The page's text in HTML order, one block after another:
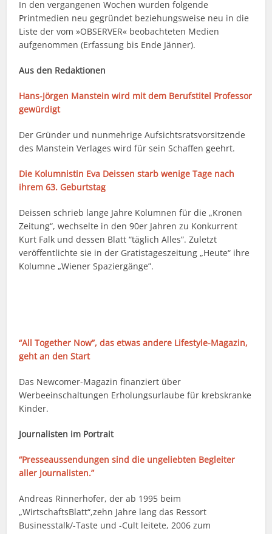
In den vergangenen Wochen wurden folgende
Printmedien neu gegründet beziehungsweise neu in die
Liste der vom »OBSERVER« beobachteten Medien
aufgenommen (Erfassung bis Ende Jänner).
Aus den Redaktionen
Hans-Jörgen Manstein wird mit dem Berufstitel Professor
gewürdigt
Der Gründer und nunmehrige Aufsichtsratsvorsitzende
des Manstein Verlages wird für sein Schaffen geehrt.
Die Kolumnistin Eva Deissen starb wenige Tage nach
ihrem 63. Geburtstag
Deissen schrieb lange Jahre Kolumnen für die „Kronen
Zeitung“, wechselte in den 90er Jahren zu Konkurrent
Kurt Falk und dessen Blatt “täglich Alles”. Zuletzt
veröffentlichte sie in der Gratistageszeitung „Heute“ ihre
Kolumne „Wiener Spaziergänge”.
“All Together Now”, das etwas andere Lifestyle-Magazin,
geht an den Start
Das Newcomer-Magazin finanziert über
Werbeeinschaltungen Erholungsurlaube für krebskranke
Kinder.
Journalisten im Portrait
“Presseaussendungen sind die ungeliebten Begleiter
aller Journalisten.”
Andreas Rinnerhofer, der ab 1995 beim
„WirtschaftsBlatt“,zehn Jahre lang das Ressort
Businesstalk/-Taste und -Cult leitete, 2006 zum